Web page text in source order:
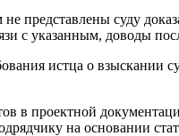
представлены суду
с указанным, доводы
истца о взыскании
в проектной
на основании